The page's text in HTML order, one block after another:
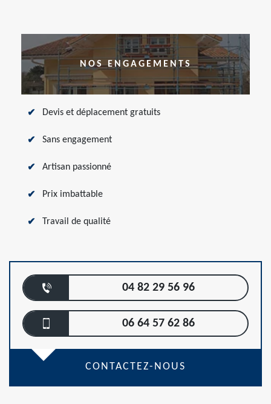
NOS ENGAGEMENTS
Devis et déplacement gratuits
Sans engagement
Artisan passionné
Prix imbattable
Travail de qualité
04 82 29 56 96
06 64 57 62 86
CONTACTEZ-NOUS